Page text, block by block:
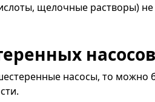
щелочные растворы) не
насосов
насосы, то можно